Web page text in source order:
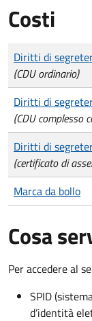
Costi
Tipo di
Importo
Diritti di
(CDU ordinario)
Diritti di
(CDU complesso
Diritti di
(certificato di
Marca da bollo
Cosa
Per accedere al
SPID
d’identità